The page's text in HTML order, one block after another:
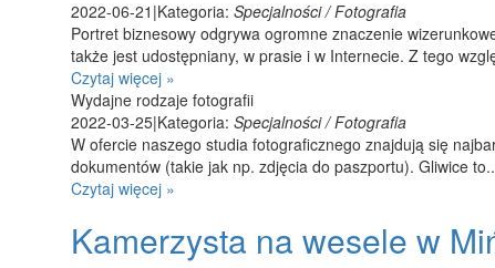
2022-06-21 |Kategoria: Specjalności / Fotografia
Portret biznesowy odgrywa ogromne znaczenie
także jest udostępniany, w prasie i w Internecie. Z tego
Czytaj więcej »
Wydajne rodzaje fotografii
2022-03-25|Kategoria: Specjalności / Fotografia
W ofercie naszego studia fotograficznego znajdują się
dokumentów (takie jak np. zdjęcia do paszportu). Gliwice
Czytaj więcej »
Kamerzysta na wesele w